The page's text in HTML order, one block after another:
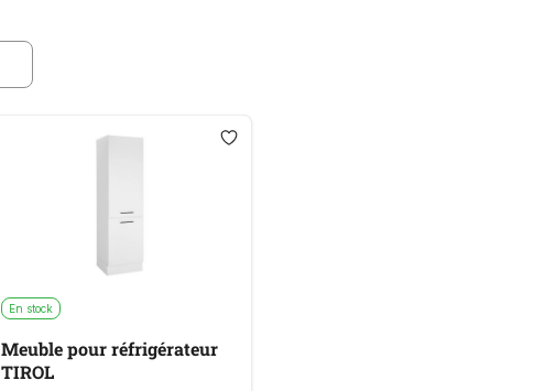
En stock
Meuble pour réfrigérateur
TIROL